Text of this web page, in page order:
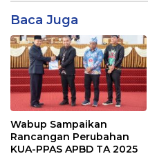
Baca Juga
Wabup Sampaikan
Rancangan Perubahan
KUA-PPAS APBD TA 2025